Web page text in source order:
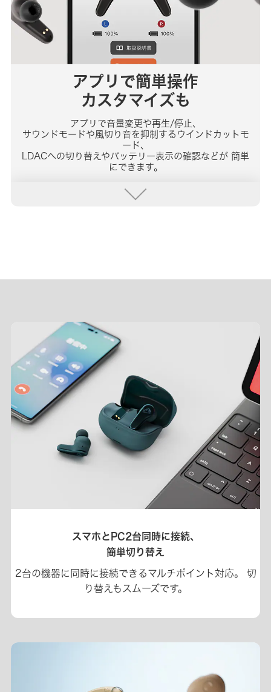
アプリで簡単操作
カスタマイズも
アプリで音量変更や再生/停止、
サウンドモードや風切り音を抑制するウインドカットモ
ード、
LDACへの切り替えやバッテリー表示の確認などが 簡単
にできます。
スマホとPC2台同時に接続、
簡単切り替え
2台の機器に同時に接続できるマルチポイント対応。
切
り替えもスムーズです。